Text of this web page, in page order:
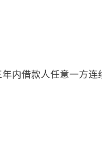
内借款人任意一方连